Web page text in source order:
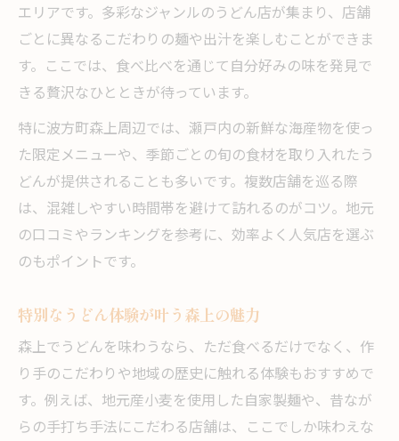
エリアです。多彩なジャンルのうどん店が集まり、店舗
ごとに異なるこだわりの麺や出汁を楽しむことができま
す。ここでは、食べ比べを通じて自分好みの味を発見で
きる贅沢なひとときが待っています。
特に波方町森上周辺では、瀬戸内の新鮮な海産物を使っ
た限定メニューや、季節ごとの旬の食材を取り入れたう
どんが提供されることも多いです。複数店舗を巡る際
は、混雑しやすい時間帯を避けて訪れるのがコツ。地元
の口コミやランキングを参考に、効率よく人気店を選ぶ
のもポイントです。
特別なうどん体験が叶う森上の魅力
森上でうどんを味わうなら、ただ食べるだけでなく、作
り手のこだわりや地域の歴史に触れる体験もおすすめで
す。例えば、地元産小麦を使用した自家製麺や、昔なが
らの手打ち手法にこだわる店舗は、ここでしか味わえな